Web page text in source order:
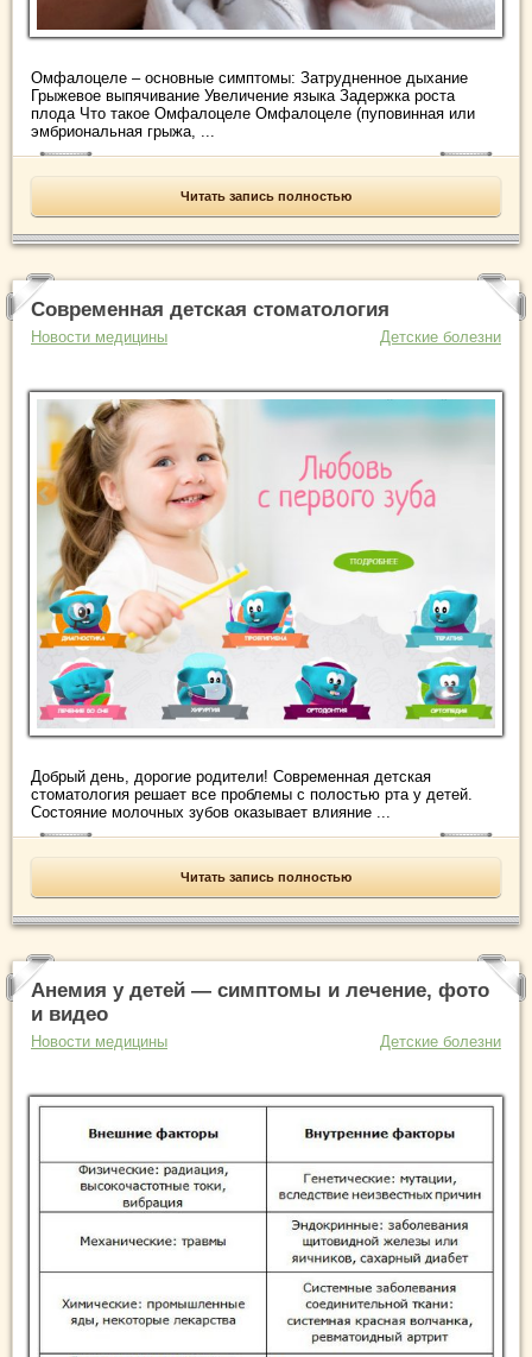
Омфалоцеле – основные симптомы: Затрудненное дыхание
Грыжевое выпячивание Увеличение языка Задержка роста
плода Что такое Омфалоцеле Омфалоцеле (пуповинная или
эмбриональная грыжа, ...
Читать запись полностью
Современная детская стоматология
Новости медицины Детские болезни
Добрый день, дорогие родители! Современная детская
стоматология решает все проблемы с полостью рта у детей.
Состояние молочных зубов оказывает влияние ...
Читать запись полностью
Анемия у детей — симптомы и лечение, фото
и видео
Новости медицины Детские болезни